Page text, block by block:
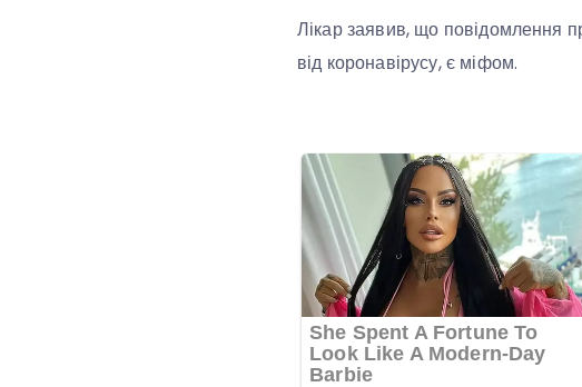
Лікар заявив, що повідомлення
від коронавірусу, є міфом.